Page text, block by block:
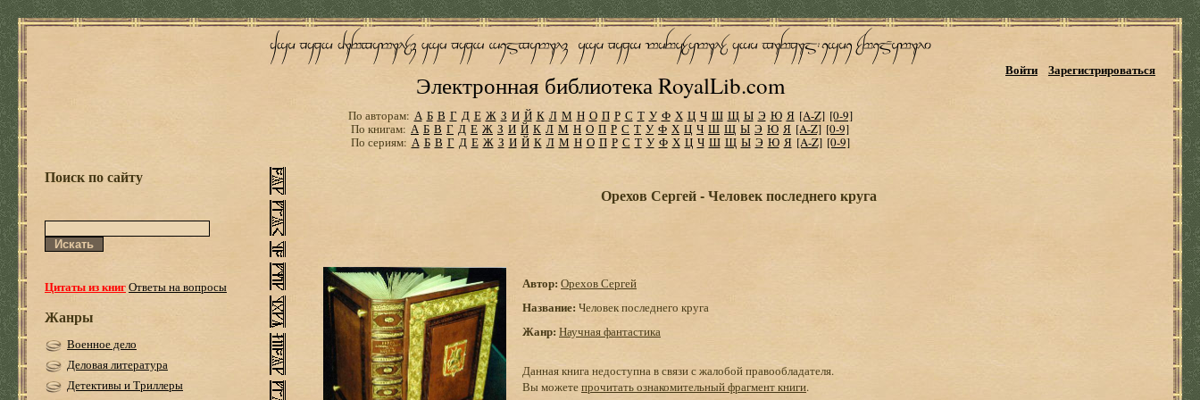
Электронная библиотека RoyalLib.com
Войти Зарегистрироваться
По авторам: А Б В Г Д Е Ж З И Й К Л М Н О П Р С Т У Ф Х Ц Ч Ш Щ Ы Э Ю Я [A-Z] [0-9]
По книгам: А Б В Г Д Е Ж З И Й К Л М Н О П Р С Т У Ф Х Ц Ч Ш Щ Ы Э Ю Я [A-Z] [0-9]
По сериям: А Б В Г Д Е Ж З И Й К Л М Н О П Р С Т У Ф Х Ц Ч Ш Щ Ы Э Ю Я [A-Z] [0-9]
Поиск по сайту
Цитаты из книгОтветы на вопросы
Жанры
Военное дело
Деловая литература
Детективы и Триллеры
Орехов Сергей - Человек последнего круга
Автор: Орехов Сергей
Название: Человек последнего круга
Жанр: Научная фантастика
Данная книга недоступна в связи с жалобой правообладателя.
Вы можетепрочитать ознакомительный фрагмент книги.